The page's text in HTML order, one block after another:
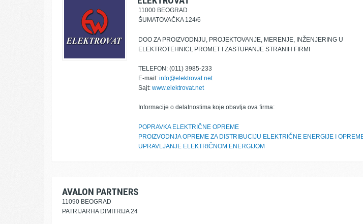
11000 BEOGRAD
ŠUMATOVAČKA 124/6
DOO ZA PROIZVODNJU, PROJEKTOVANJE, MERENJE, INŽENJERING U
ELEKTROTEHNICI, PROMET I ZASTUPANJE STRANIH FIRMI
TELEFON: (011) 3985-233
E-mail: info@elektrovat.net
Sajt: www.elektrovat.net
Informacije o delatnostima koje obavlja ova firma:
POPRAVKA ELEKTRIČNE OPREME
PROIZVODNJA OPREME ZA DISTRIBUCIJU ELEKTRIČNE ENERGIJE I
UPRAVLJANJE ELEKTRIČNOM ENERGIJOM
AVALON PARTNERS
11090 BEOGRAD
PATRIJARHA DIMITRIJA 24